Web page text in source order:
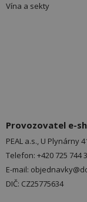
Vína a sekty
Provozovatel e-
PEAL a.s., U Plynárny
Telefon: +420 725 744
E-mail:
DIČ: CZ25775634